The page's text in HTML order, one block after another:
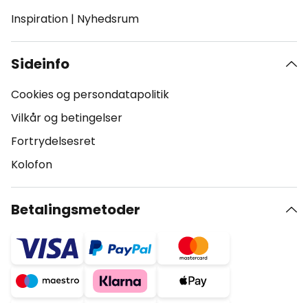
Inspiration | Nyhedsrum
Sideinfo
Cookies og persondatapolitik
Vilkår og betingelser
Fortrydelsesret
Kolofon
Betalingsmetoder